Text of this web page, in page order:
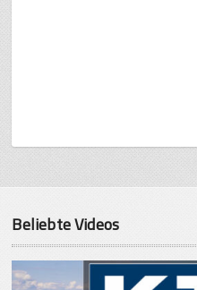
Beliebte Videos